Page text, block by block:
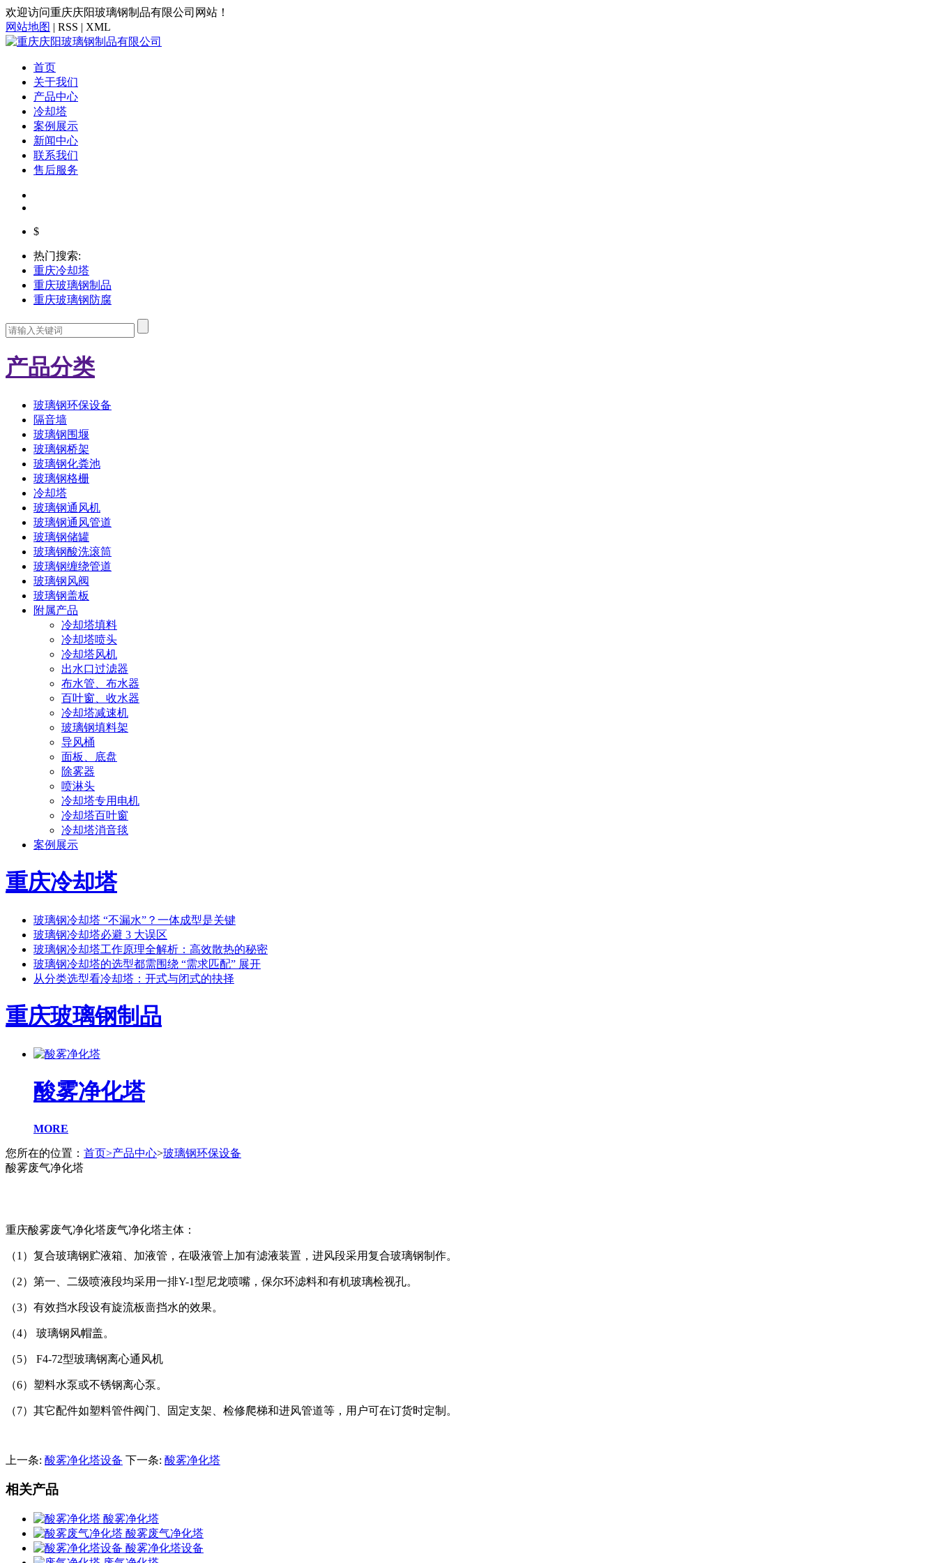
欢迎访问重庆庆阳玻璃钢制品有限公司网站！
网站地图 | RSS | XML
首页
关于我们
产品中心
冷却塔
案例展示
新闻中心
联系我们
售后服务
$
热门搜索:
重庆冷却塔
重庆玻璃钢制品
重庆玻璃钢防腐
产品分类
玻璃钢环保设备
隔音墙
玻璃钢围堰
玻璃钢桥架
玻璃钢化粪池
玻璃钢格栅
冷却塔
玻璃钢通风机
玻璃钢通风管道
玻璃钢储罐
玻璃钢酸洗滚筒
玻璃钢缠绕管道
玻璃钢风阀
玻璃钢盖板
附属产品
冷却塔填料
冷却塔喷头
冷却塔风机
出水口过滤器
布水管、布水器
百叶窗、收水器
冷却塔减速机
玻璃钢填料架
导风桶
面板、底盘
除雾器
喷淋头
冷却塔专用电机
冷却塔百叶窗
冷却塔消音毯
案例展示
重庆冷却塔
玻璃钢冷却塔 “不漏水”？一体成型是关键
玻璃钢冷却塔必避 3 大误区
玻璃钢冷却塔工作原理全解析：高效散热的秘密
玻璃钢冷却塔的选型都需围绕 “需求匹配” 展开
从分类选型看冷却塔：开式与闭式的抉择
重庆玻璃钢制品
酸雾净化塔
MORE
您所在的位置： 首页>产品中心>玻璃钢环保设备
酸雾废气净化塔
重庆酸雾废气净化塔废气净化塔主体：
（1）复合玻璃钢贮液箱、加液管，在吸液管上加有滤液装置，进风段采用复合玻璃钢制作。
（2）第一、二级喷液段均采用一排Y-1型尼龙喷嘴，保尔环滤料和有机玻璃检视孔。
（3）有效挡水段设有旋流板啬挡水的效果。
（4） 玻璃钢风帽盖。
（5） F4-72型玻璃钢离心通风机
（6）塑料水泵或不锈钢离心泵。
（7）其它配件如塑料管件阀门、固定支架、检修爬梯和进风管道等，用户可在订货时定制。
上一条: 酸雾净化塔设备 下一条: 酸雾净化塔
相关产品
酸雾净化塔
酸雾废气净化塔
酸雾净化塔设备